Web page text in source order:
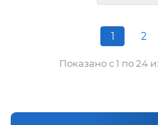
1 2
Показано с 1 по 24